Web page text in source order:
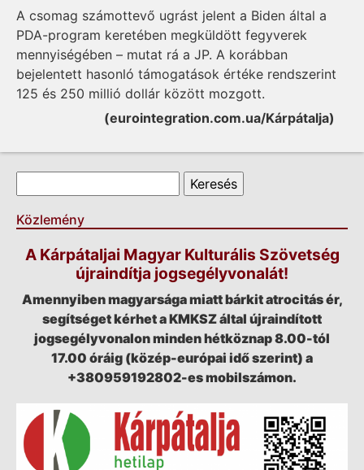
A csomag számottevő ugrást jelent a Biden által a
PDA-program keretében megküldött fegyverek
mennyiségében – mutat rá a JP. A korábban
bejelentett hasonló támogatások értéke rendszerint
125 és 250 millió dollár között mozgott.
(eurointegration.com.ua/Kárpátalja)
Keresés űrlap
Közlemény
A Kárpátaljai Magyar Kulturális Szövetség
újraindítja jogsegélyvonalát!
Amennyiben magyarsága miatt bárkit atrocitás ér,
segítséget kérhet a KMKSZ által újraindított
jogsegélyvonalon minden hétköznap 8.00-tól
17.00 óráig (közép-európai idő szerint) a
+380959192802-es mobilszámon.